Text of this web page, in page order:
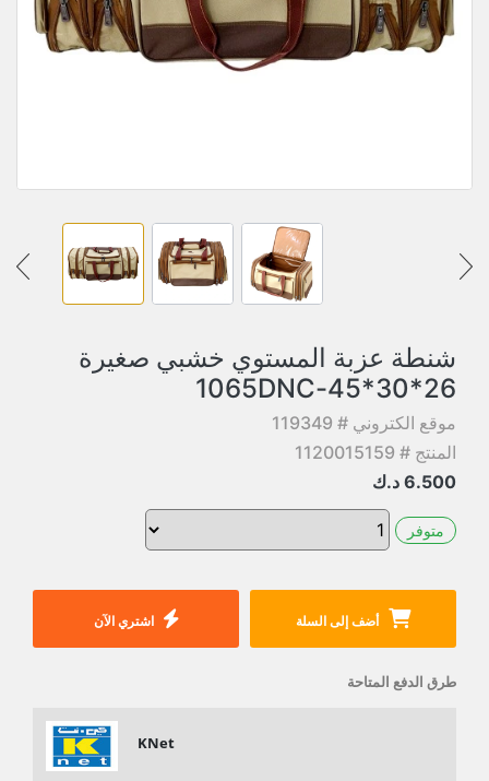
شنطة عزبة المستوي خشبي صغيرة
26*30*45-1065DNC
موقع الكتروني # 119349
المنتج # 1120015159
6.500 د.ك
متوفر
أضف إلى السلة اشتري الآن
طرق الدفع المتاحة
KNet